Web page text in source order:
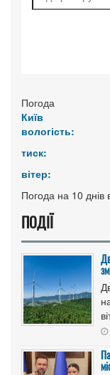
Погода
Київ
вологість:
тиск:
вітер:
Погода на 10 днів
ПОДІЇ